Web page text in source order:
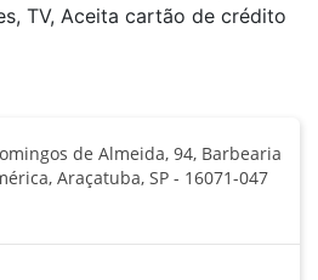
TV, Aceita cartão de crédito
de Almeida, 94, Barbearia
Araçatuba, SP - 16071-047